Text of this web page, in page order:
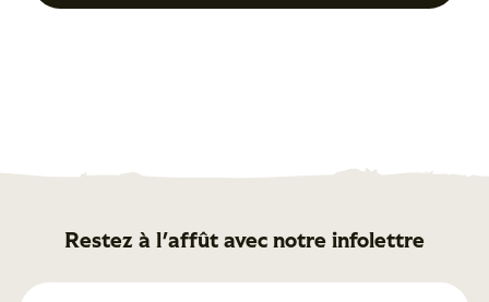
Restez à l'affût avec notre infolettre